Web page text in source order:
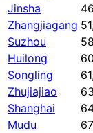
Jinsha
Zhangjiagang
Suzhou
Huilong
Songling
Zhujiajiao
Shanghai
Mudu